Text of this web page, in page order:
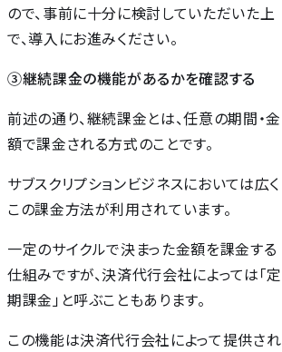
ので、事前に十分に検討していただいた上
で、導入にお進みください。
③継続課金の機能があるかを確認する
前述の通り、継続課金とは、任意の期間・金
額で課金される方式のことです。
サブスクリプションビジネスにおいては広く
この課金方法が利用されています。
一定のサイクルで決まった金額を課金する
仕組みですが、決済代行会社によっては「定
期課金」と呼ぶこともあります。
この機能は決済代行会社によって提供され